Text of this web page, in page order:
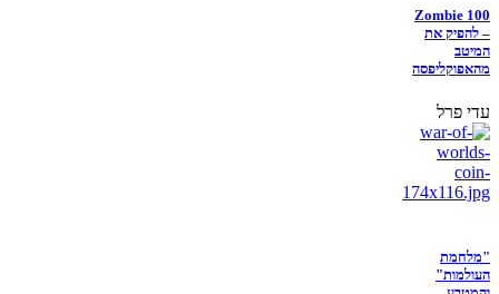
Zombie 100
– להפיק את
המיטב
מהאפוקליפסה
עדי פרל
"מלחמת
העולמות"